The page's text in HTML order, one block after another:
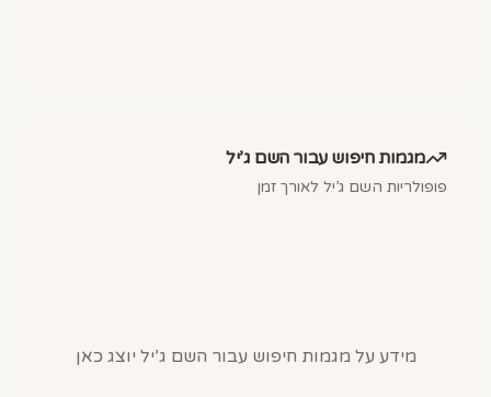
מגמות חיפוש עבור השם ג’יל
פופולריות השם ג’יל לאורך זמן
מידע על מגמות חיפוש עבור השם ג’יל יוצג כאן